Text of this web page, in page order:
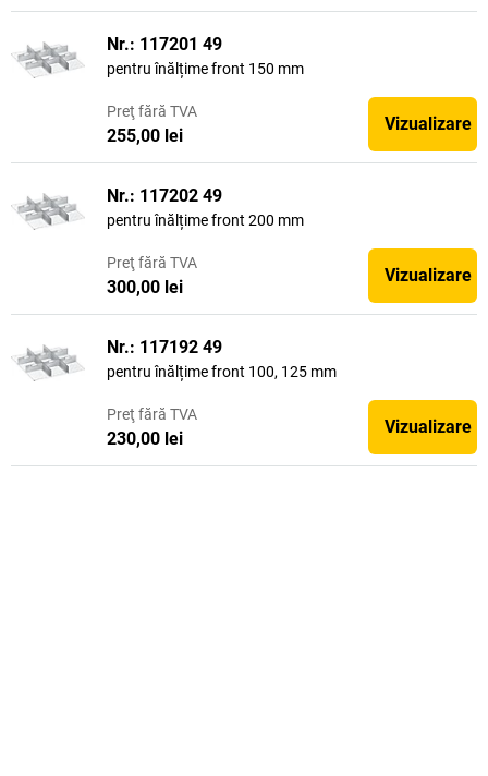
Nr.: 117201 49
pentru înălțime front 150 mm
Preţ fără TVA
255,00 lei
Vizualizare
Nr.: 117202 49
pentru înălțime front 200 mm
Preţ fără TVA
300,00 lei
Vizualizare
Nr.: 117192 49
pentru înălțime front 100, 125 mm
Preţ fără TVA
230,00 lei
Vizualizare